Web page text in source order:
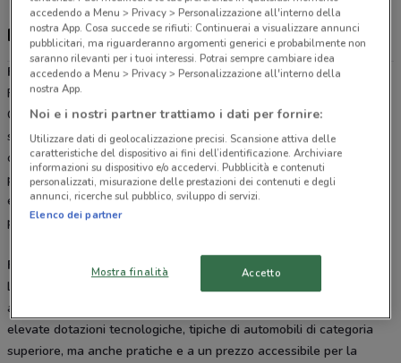
Ford, offerte e concessionari
Fordè una casa automobilistica nata nel 1903 dal genio di Henry
Ford, colui che ha rivoluzionato le tecniche di produzione di massa.
Grazie all’invenzione della catena di montaggio, è stato in grado di
snellire i processi produttivi e riorganizzare i ruoli lavorativi,
ottimizzando le risorse nel tempo e abbattendo i costi. Tutto ciò ha
permesso all’azienda di produrre auto in grandi quantità, di qualità
e ad un prezzo accessibile a tutti, migliorando la vita di milioni di
persone.
Ford oggi
La filosofia
è la stessa di sempre: produrre autovetture
adatte a tutti i mercati, dalle linee aerodinamiche e sportive e con
elevate dotazioni tecnologiche, tipiche di automobili di categoria
superiore, ma anche pratiche e a un prezzo accessibile per la
accedendo a Menu > Privacy > Personalizzazione all'interno della
nostra App. Cosa succede se rifiuti: Continuerai a visualizzare annunci
pubblicitari, ma riguarderanno argomenti generici e probabilmente non
saranno rilevanti per i tuoi interessi. Potrai sempre cambiare idea
accedendo a Menu > Privacy > Personalizzazione all'interno della
nostra App.
Noi e i nostri partner trattiamo i dati per fornire:
Utilizzare dati di geolocalizzazione precisi. Scansione attiva delle
caratteristiche del dispositivo ai fini dell’identificazione. Archiviare
informazioni su dispositivo e/o accedervi. Pubblicità e contenuti
personalizzati, misurazione delle prestazioni dei contenuti e degli
annunci, ricerche sul pubblico, sviluppo di servizi.
Elenco dei partner
Mostra finalità Accetto